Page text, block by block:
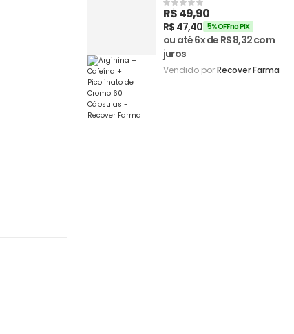
- Recover Farma
R$49,90
R$ 47,40 5% OFF no PIX
ou até 6x de R$8,32com
juros
Vendido porRecover Farma